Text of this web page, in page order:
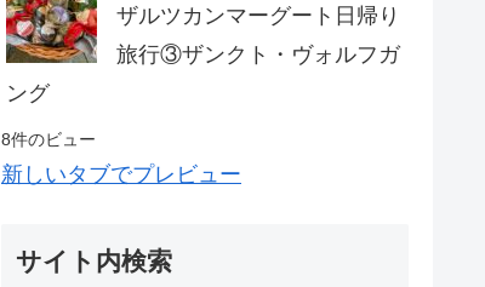
ザルツカンマーグート日帰り
旅行③ザンクト・ヴォルフガ
ング
8件のビュー
新しいタブでプレビュー
サイト内検索